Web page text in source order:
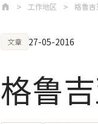
工作地区 格鲁吉
文章 27-05-2016
格鲁